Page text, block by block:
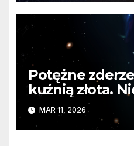
Potężne
kuźnią złota.
rzadkich
głębokim
MAR 11, 2026